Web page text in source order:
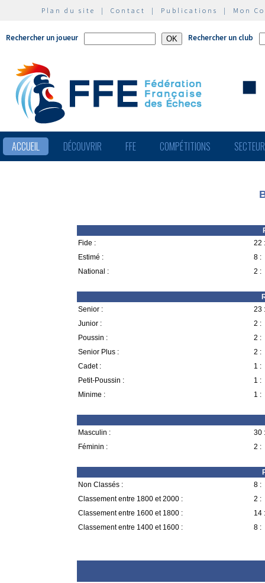
Plan du site | Contact | Publications | Mon
Rechercher un joueur Rechercher un club
ACCUEIL DÉCOUVRIR FFE COMPÉTITIONS
Fide :
22 :
Estimé :
8 :
National :
2 :
Senior :
23 :
Junior :
2 :
Poussin :
2 :
Senior Plus :
2 :
Cadet :
1 :
Petit-Poussin :
1 :
Minime :
1 :
Masculin :
30 :
Féminin :
2 :
Non Classés :
8 :
Classement entre 1800 et 2000 :
2 :
Classement entre 1600 et 1800 :
14 :
Classement entre 1400 et 1600 :
8 :